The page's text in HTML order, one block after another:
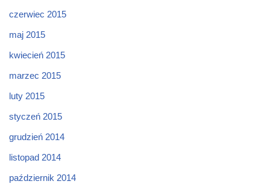
czerwiec 2015
maj 2015
kwiecień 2015
marzec 2015
luty 2015
styczeń 2015
grudzień 2014
listopad 2014
październik 2014